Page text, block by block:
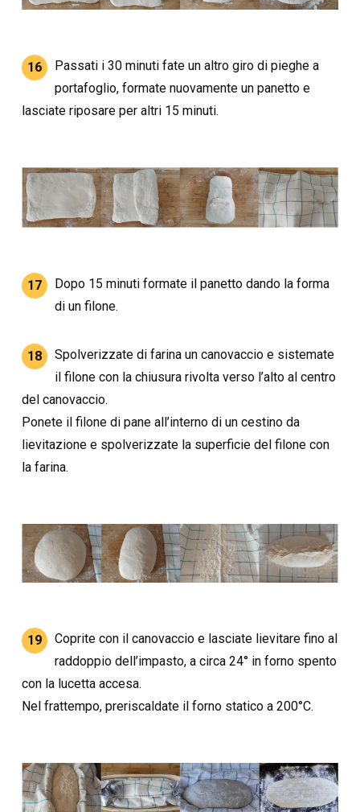
16
Passati i 30 minuti fate un altro giro di pieghe a
portafoglio, formate nuovamente un panetto e
lasciate riposare per altri 15 minuti.
17
Dopo 15 minuti formate il panetto dando la forma
di un filone.
18
Spolverizzate di farina un canovaccio e sistemate
il filone con la chiusura rivolta verso l’alto al centro
del canovaccio.
Ponete il filone di pane all’interno di un cestino da
lievitazione e spolverizzate la superficie del filone con
la farina.
19
Coprite con il canovaccio e lasciate lievitare fino al
raddoppio dell’impasto, a circa 24° in forno spento
con la lucetta accesa.
Nel frattempo, preriscaldate il forno statico a 200°C.